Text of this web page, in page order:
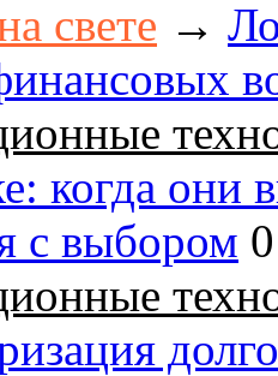
свете →
когда они
с выбором 0